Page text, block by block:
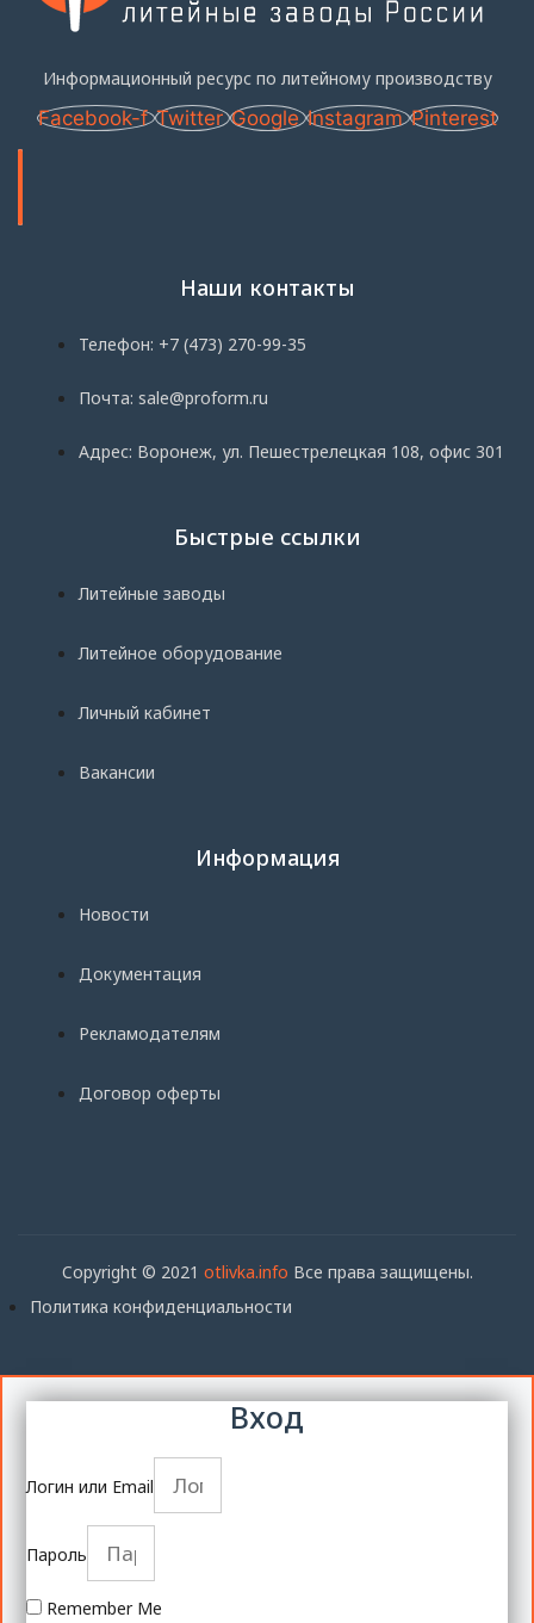
Информационный ресурс по литейному производству
Facebook-f Twitter Google Instagram Pinterest
Наши контакты
Телефон: +7 (473) 270-99-35
Почта: sale@proform.ru
Адрес: Воронеж, ул. Пешестрелецкая 108, офис 301
Быстрые ссылки
Литейные заводы
Литейное оборудование
Личный кабинет
Вакансии
Информация
Новости
Документация
Рекламодателям
Договор оферты
Copyright © 2021 otlivka.info Все права защищены.
Политика конфиденциальности
Вход
Логин или Email
Пароль
Remember Me